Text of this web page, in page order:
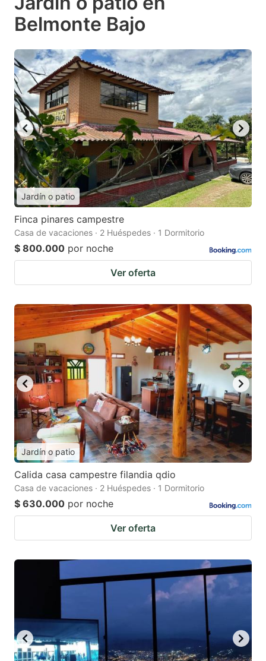
Belmonte Bajo
Jardín o patio
Finca pinares campestre
Casa de vacaciones · 2 Huéspedes · 1 Dormitorio
$ 800.000 por noche
Ver oferta
Jardín o patio
Calida casa campestre filandia qdio
Casa de vacaciones · 2 Huéspedes · 1 Dormitorio
$ 630.000 por noche
Ver oferta